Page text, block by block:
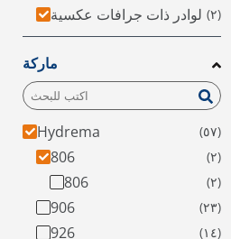
لوادر ذات جرافات عكسية
ماركة
Hydrema
806
806
906
926